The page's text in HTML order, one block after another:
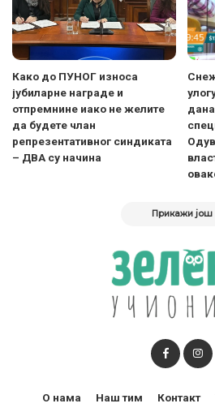
Како до ПУНОГ износа
јубиларне награде и
отпремнине иако не желите
да будете члан
репрезентативног синдиката
– ДВА су начина
Прикажи још
О нама Наш тим Контакт